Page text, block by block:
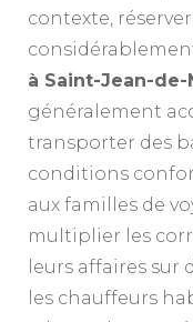
contexte,
à Saint-Jean-de-
généralement
transporter des
conditions
aux familles de
multiplier les
leurs affaires sur
les chauffeurs